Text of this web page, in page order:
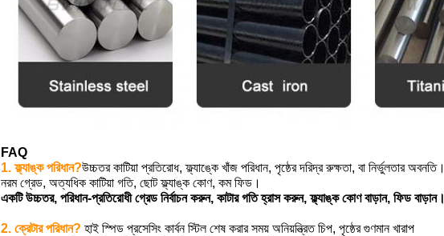
FAQ
1. ফ্ল্যাঙ্ক পরিধান?উচ্চতর কাটিয়া প্রতিরোধ, ফ্ল্যাঙ্কে খাঁজ পরিধান, পৃষ্ঠের দরিদ্র রুক্ষতা, বা নির্ভুলতার অবনতি।
নরম গ্রেড, অত্যধিক কাটিয়া গতি, ছোট ফ্ল্যাঙ্ক কোণ, কম ফিড।
একটি উচ্চতর, পরিধান-প্রতিরোধী গ্রেড নির্বাচন করুন, কাটার গতি হ্রাস করুন, ফ্ল্যাঙ্ক কোণ বাড়ান, ফিড বাড়ান।
2. ক্রেটার পরিধান? হাই স্পিড প্রসেসিং কার্বন স্টিল শেষ করার সময় অনিয়ন্ত্রিত চিপ, পৃষ্ঠের গুণমান খারাপ